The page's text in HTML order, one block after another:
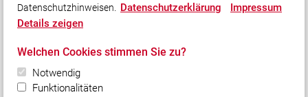
Social Media
Bleiben Sie mit uns in Kontakt und vernetzen Sie sich
mit uns!
Datenschutzhinweisen. Datenschutzerklärung
Impressum
Details zeigen
Welchen Cookies stimmen Sie zu?
Notwendig
Funktionalitäten